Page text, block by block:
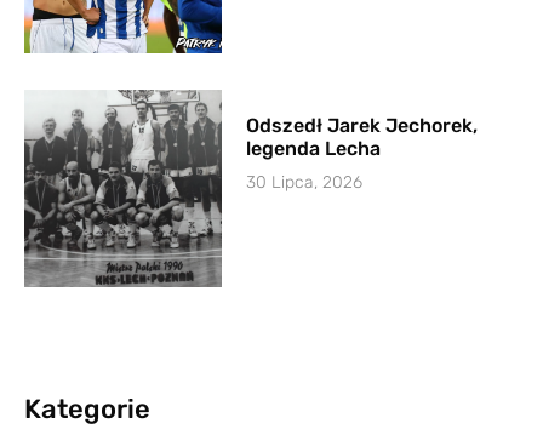
Odszedł Jarek Jechorek,
legenda Lecha
30 Lipca, 2026
Kategorie